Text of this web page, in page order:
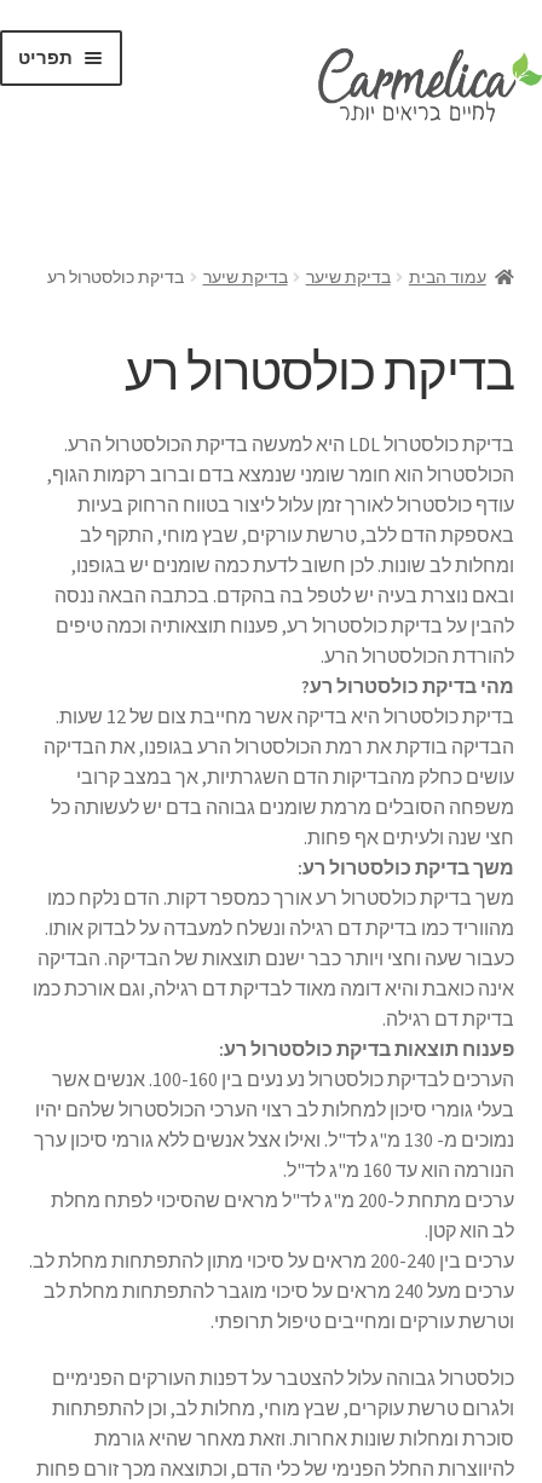
תפריט
עמוד הבית בדיקת שיער בדיקת שיער בדיקת כולסטרול רע
בדיקת כולסטרול רע
בדיקת כולסטרול LDL היא למעשה בדיקת הכולסטרול הרע.
הכולסטרול הוא חומר שומני שנמצא בדם וברוב רקמות הגוף,
עודף כולסטרול לאורך זמן עלול ליצור בטווח הרחוק בעיות
באספקת הדם ללב, טרשת עורקים, שבץ מוחי, התקף לב
ומחלות לב שונות. לכן חשוב לדעת כמה שומנים יש בגופנו,
ובאם נוצרת בעיה יש לטפל בה בהקדם. בכתבה הבאה ננסה
להבין על בדיקת כולסטרול רע, פענוח תוצאותיה וכמה טיפים
להורדת הכולסטרול הרע.
מהי בדיקת כולסטרול רע?
בדיקת כולסטרול היא בדיקה אשר מחייבת צום של 12 שעות.
הבדיקה בודקת את רמת הכולסטרול הרע בגופנו, את הבדיקה
עושים כחלק מהבדיקות הדם השגרתיות, אך במצב קרובי
משפחה הסובלים מרמת שומנים גבוהה בדם יש לעשותה כל
חצי שנה ולעיתים אף פחות.
משך בדיקת כולסטרול רע:
משך בדיקת כולסטרול רע אורך כמספר דקות. הדם נלקח כמו
מהווריד כמו בדיקת דם רגילה ונשלח למעבדה על לבדוק אותו.
כעבור שעה וחצי ויותר כבר ישנם תוצאות של הבדיקה. הבדיקה
אינה כואבת והיא דומה מאוד לבדיקת דם רגילה, וגם אורכת כמו
בדיקת דם רגילה.
פענוח תוצאות בדיקת כולסטרול רע:
הערכים לבדיקת כולסטרול נע נעים בין 100-160. אנשים אשר
בעלי גומרי סיכון למחלות לב רצוי הערכי הכולסטרול שלהם יהיו
נמוכים מ- 130 מ"ג לד"ל. ואילו אצל אנשים ללא גורמי סיכון ערך
הנורמה הוא עד 160 מ"ג לד"ל.
ערכים מתחת ל-200 מ"ג לד"ל מראים שהסיכוי לפתח מחלת
לב הוא קטן.
ערכים בין 200-240 מראים על סיכוי מתון להתפתחות מחלת לב.
ערכים מעל 240 מראים על סיכוי מוגבר להתפתחות מחלת לב
וטרשת עורקים ומחייבים טיפול תרופתי.
כולסטרול גבוהה עלול להצטבר על דפנות העורקים הפנימיים
ולגרום טרשת עוקרים, שבץ מוחי, מחלות לב, וכן להתפתחות
סוכרת ומחלות שונות אחרות. וזאת מאחר שהיא גורמת
להיווצרות החלל הפנימי של כלי הדם, וכתוצאה מכך זורם פחות